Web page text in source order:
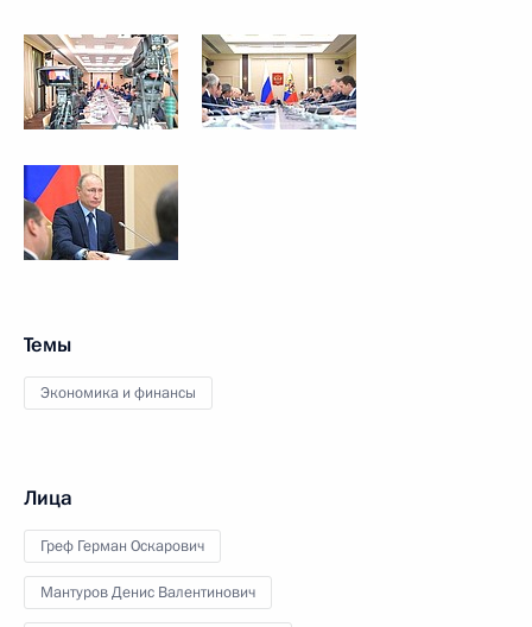
Темы
Экономика и финансы
Лица
Греф Герман Оскарович
Мантуров Денис Валентинович